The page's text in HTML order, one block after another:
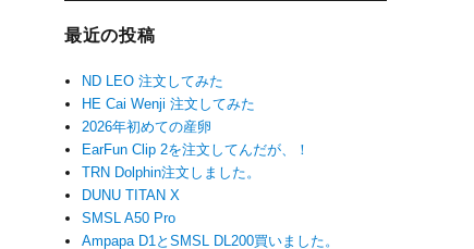
最近の投稿
ND LEO 注文してみた
HE Cai Wenji 注文してみた
2026年初めての産卵
EarFun Clip 2を注文してんだが、！
TRN Dolphin注文しました。
DUNU TITAN X
SMSL A50 Pro
Ampapa D1とSMSL DL200買いました。